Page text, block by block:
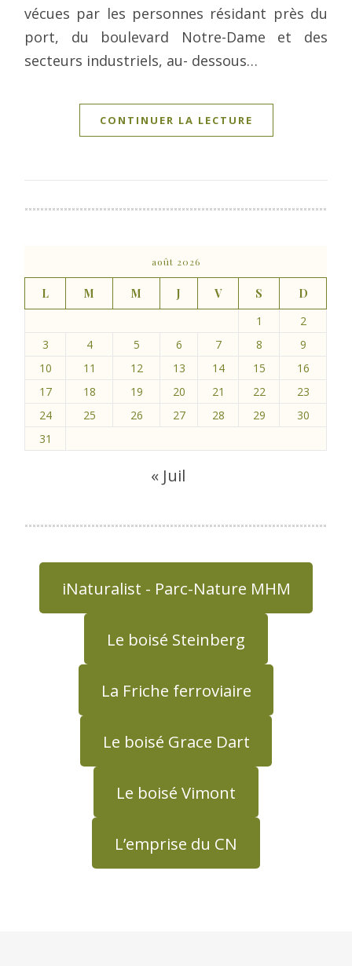
vécues par les personnes résidant près du
port, du boulevard Notre-Dame et des
secteurs industriels, au- dessous…
CONTINUER LA LECTURE
août 2026
L M M J V S
D
1
2
3
4 5 6 7 8
9
10
11 12 13 14 15
16
17
18 19 20 21 22
23
24
25 26 27 28 29
30
31
« Juil
iNaturalist - Parc-Nature MHM
Le boisé Steinberg
La Friche ferroviaire
Le boisé Grace Dart
Le boisé Vimont
L’emprise du CN